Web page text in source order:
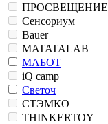
ПРОСВЕЩЕНИЕ
Сенсориум
Bauer
MATATALAB
МАБОТ
iQ camp
Светоч
СТЭМКО
THINKERTOY